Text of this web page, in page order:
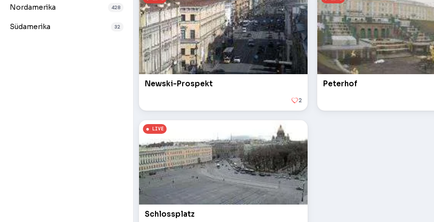
Nordamerika 428
Südamerika 32
Newski-Prospekt
2
Peterhof
Schlossplatz